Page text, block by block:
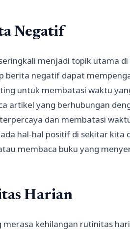
Negatif
menjadi topik utama di
berita negatif dapat
untuk membatasi waktu
artikel yang berhubungan
dan membatasi
hal-hal positif di sekitar kita
membaca buku yang
Harian
kehilangan rutinitas